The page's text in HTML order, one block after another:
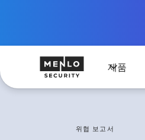
제품
위협 보고서